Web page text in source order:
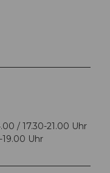
/ 17.30-21.00 Uhr
Uhr